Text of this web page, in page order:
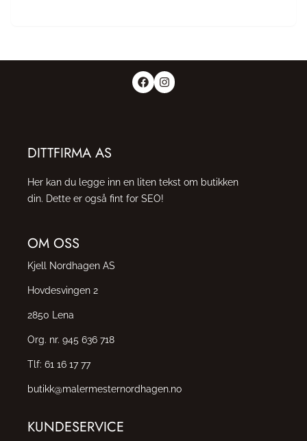
DITTFIRMA AS
Her kan du legge inn en liten tekst om butikken
din. Dette er også fint for SEO!
OM OSS
Kjell Nordhagen AS
Hovdesvingen 2
2850 Lena
Org. nr. 945 636 718
Tlf: 61 16 17 77
butikk@malermesternordhagen.no
KUNDESERVICE